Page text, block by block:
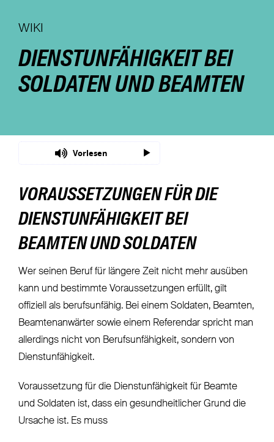
Magazin
WIKI
DIENSTUNFÄHIGKEIT BEI
SOLDATEN UND BEAMTEN
Vorlesen
VORAUSSETZUNGEN FÜR DIE
DIENSTUNFÄHIGKEIT BEI
BEAMTEN UND SOLDATEN
Wer seinen Beruf für längere Zeit nicht mehr ausüben
kann und bestimmte Voraussetzungen erfüllt, gilt
offiziell als berufsunfähig. Bei einem Soldaten, Beamten,
Beamtenanwärter sowie einem Referendar spricht man
allerdings nicht von Berufsunfähigkeit, sondern von
Dienstunfähigkeit.
Voraussetzung für die Dienstunfähigkeit für Beamte
und Soldaten ist, dass ein gesundheitlicher Grund die
Ursache ist. Es muss